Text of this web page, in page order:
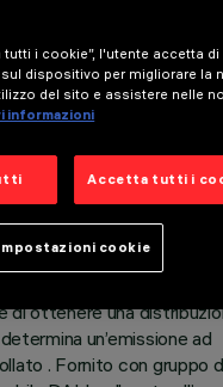
ad incasso con
acciaio sagomata con
I due elementi lineari a 15
pressofuso e
di indirizzare
basculante +/- 30°.
metallizzato,
schermo
ottenere una
un’emissione ad
. Fornito con gruppo
tutti i cookie”, l'utente accetta di
dispositivo per migliorare la
del sito e assistere nelle
informazioni
Accetta tutti i
cookie